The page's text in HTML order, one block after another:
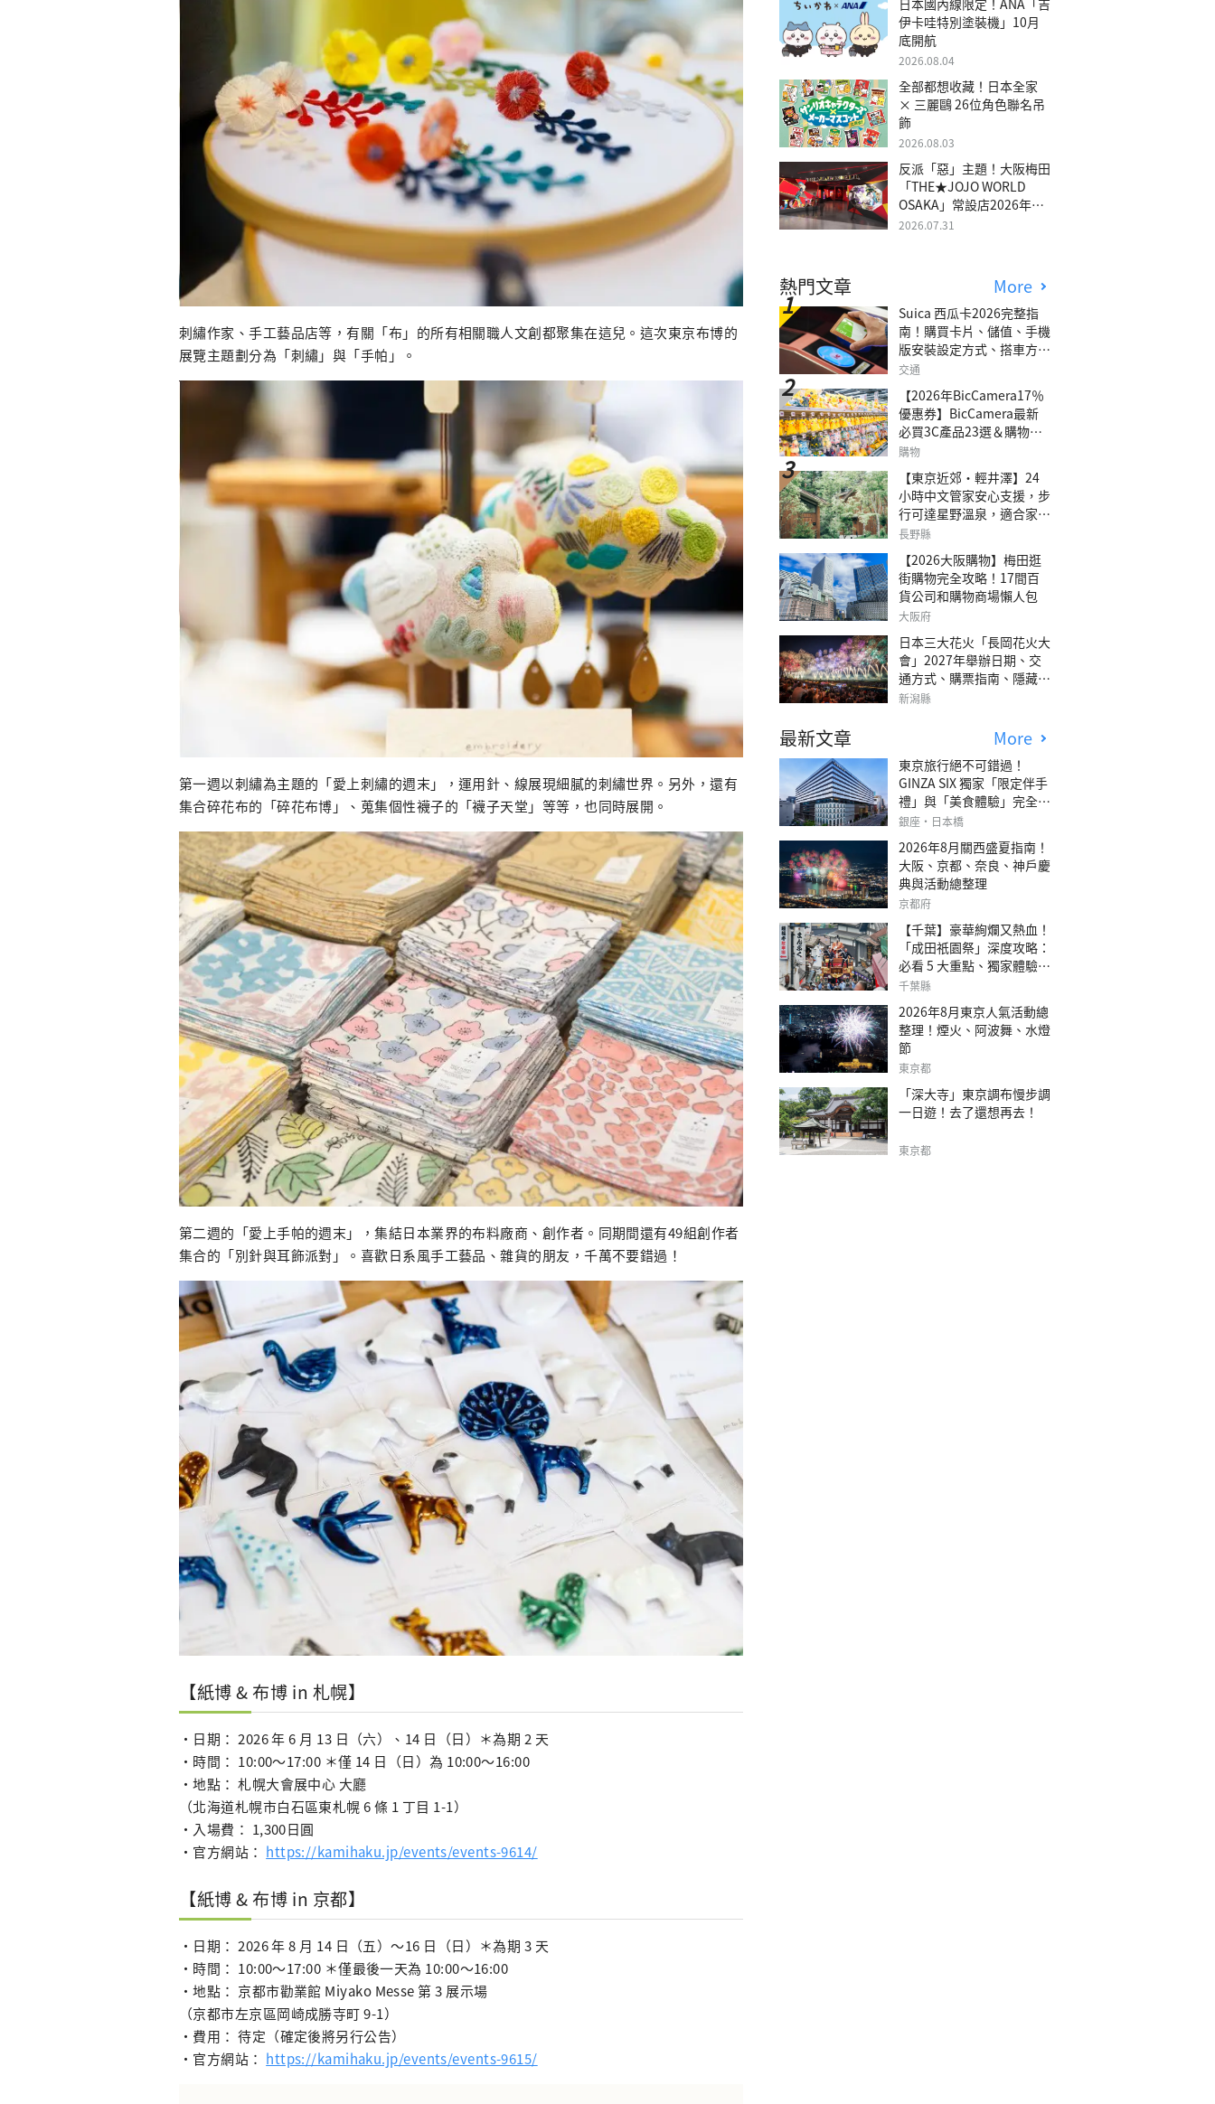
刺繡作家、手工藝品店等，有關「布」的所有相關職人文創都聚集在這兒。這次東京布博的
展覽主題劃分為「刺繡」與「手帕」。
第一週以刺繡為主題的「愛上刺繡的週末」，運用針、線展現細膩的刺繡世界。另外，還有
集合碎花布的「碎花布博」、蒐集個性襪子的「襪子天堂」等等，也同時展開。
第二週的「愛上手帕的週末」，集結日本業界的布料廠商、創作者。同期間還有49組創作者
集合的「別針與耳飾派對」。喜歡日系風手工藝品、雜貨的朋友，千萬不要錯過！
【紙博 & 布博 in 札幌】
・日期： 2026 年 6 月 13 日（六）、14 日（日）＊為期 2 天
・時間： 10:00～17:00 ＊僅 14 日（日）為 10:00～16:00
・地點： 札幌大會展中心 大廳
（北海道札幌市白石區東札幌 6 條 1 丁目 1-1）
・入場費： 1,300日圓
・官方網站： https://kamihaku.jp/events/events-9614/
【紙博 & 布博 in 京都】
・日期： 2026 年 8 月 14 日（五）～16 日（日）＊為期 3 天
・時間： 10:00～17:00 ＊僅最後一天為 10:00～16:00
・地點： 京都市勸業館 Miyako Messe 第 3 展示場
（京都市左京區岡崎成勝寺町 9-1）
・費用： 待定（確定後將另行公告）
・官方網站： https://kamihaku.jp/events/events-9615/
伊卡哇特別塗裝機」10月
底開航
2026.08.04
全部都想收藏！日本全家
× 三麗鷗 26位角色聯名吊
飾
2026.08.03
反派「惡」主題！大阪梅田
「THE★JOJO WORLD
OSAKA」常設店2026年冬
季開幕
2026.07.31
熱門文章 More
Suica 西瓜卡2026完整指
南！購買卡片、儲值、手機
版安裝設定方式、搭車方
法、常見問題解答！
交通
【2026年BicCamera17％
優惠券】BicCamera最新
必買3C產品23選＆購物攻
略
購物
【東京近郊・輕井澤】24
小時中文管家安心支援，步
行可達星野溫泉，適合家庭
旅行、三代同遊與紀念日的
澤森四季VILLA」
長野縣
【2026大阪購物】梅田逛
街購物完全攻略！17間百
貨公司和購物商場懶人包
大阪府
日本三大花火「長岡花火大
會」2027年舉辦日期、交
通方式、購票指南、隱藏欣
賞地點
新潟縣
最新文章 More
東京旅行絕不可錯過！
GINZA SIX 獨家「限定伴手
禮」與「美食體驗」完全指
南
銀座・日本橋
2026年8月關西盛夏指南！
大阪、京都、奈良、神戶慶
典與活動總整理
京都府
【千葉】豪華絢爛又熱血！
「成田祇園祭」深度攻略：
必看 5 大重點、獨家體驗指
南
千葉縣
2026年8月東京人氣活動總
整理！煙火、阿波舞、水燈
節
東京都
「深大寺」東京調布慢步調
一日遊！去了還想再去！
東京都